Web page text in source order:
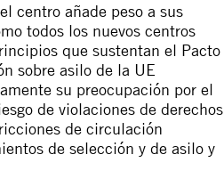
centro añade peso a sus
todos los nuevos centros
que sustentan el Pacto
sobre asilo de la UE
su preocupación por el
de violaciones de derechos
de circulación
de selección y de asilo y